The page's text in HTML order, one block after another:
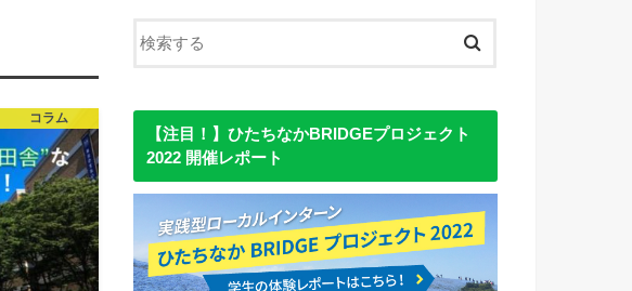
コラム
【注目！】ひたちなかBRIDGEプロジェクト
2022 開催レポート